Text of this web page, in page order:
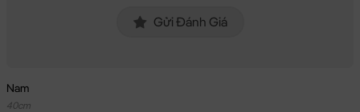
Gửi Đánh Giá
Nam
40cm